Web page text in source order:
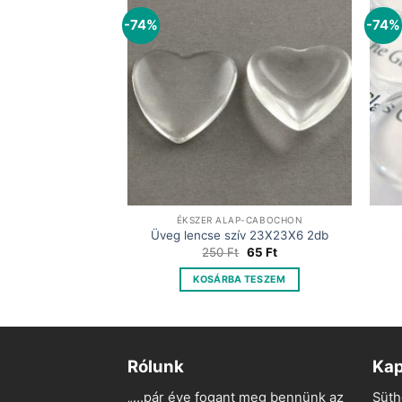
-74%
ÉKSZER ALAP-CABOCHON
Üveg lencse szív 23X23X6 2db
250Ft Original
price
was:
250 Ft.
65 FtCurrent
is:
65 Ft.
KOSÁRBA TESZEM
-74%
Rólunk
„…pár éve fogant meg bennünk az